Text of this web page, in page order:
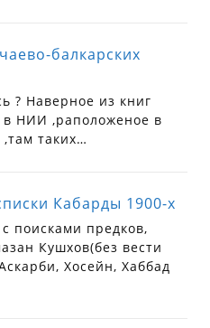
балкарских
? Наверное из книг
НИИ ,раположеное в
таких…
Кабарды 1900-х
поисками предков,
Кушхов(без вести
Хосейн, Хаббад